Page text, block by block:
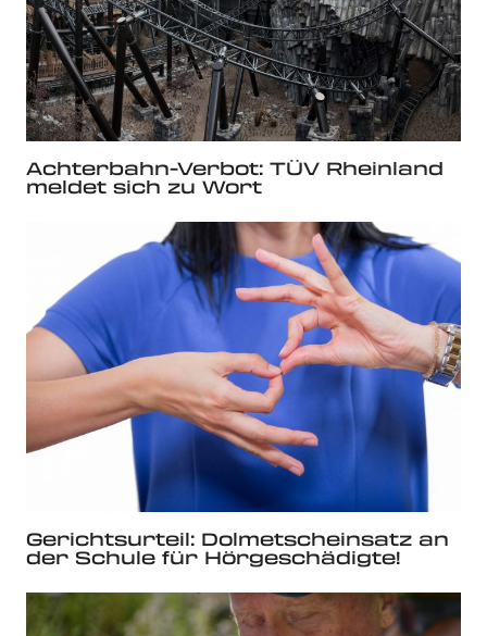
Achterbahn-Verbot: TÜV Rheinland
meldet sich zu Wort
Gerichtsurteil: Dolmetscheinsatz an
der Schule für Hörgeschädigte!